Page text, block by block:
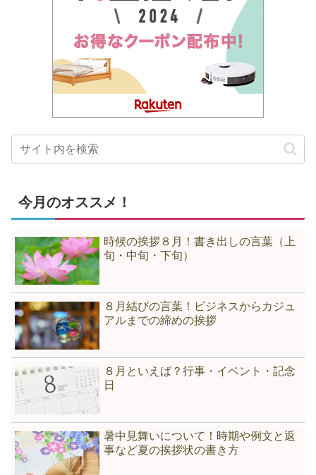
今月のオススメ！
時候の挨拶８月！書き出しの言葉（上
旬・中旬・下旬）
８月結びの言葉！ビジネスからカジュ
アルまでの締めの挨拶
８月といえば？行事・イベント・記念
日
暑中見舞いについて！時期や例文と返
事など夏の挨拶状の書き方